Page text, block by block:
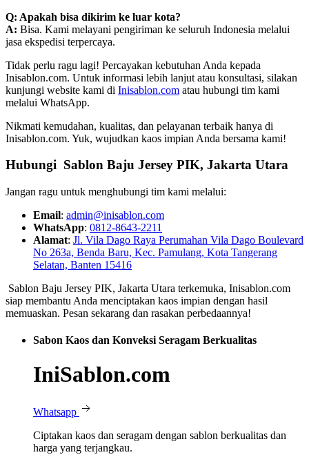
Q: Apakah bisa dikirim ke luar kota?
A: Bisa. Kami melayani pengiriman ke seluruh Indonesia melalui
jasa ekspedisi terpercaya.
Tidak perlu ragu lagi! Percayakan kebutuhan Anda kepada
Inisablon.com. Untuk informasi lebih lanjut atau konsultasi, silakan
kunjungi website kami di Inisablon.com atau hubungi tim kami
melalui WhatsApp.
Nikmati kemudahan, kualitas, dan pelayanan terbaik hanya di
Inisablon.com. Yuk, wujudkan kaos impian Anda bersama kami!
Hubungi Sablon Baju Jersey PIK, Jakarta Utara
Jangan ragu untuk menghubungi tim kami melalui:
Email: admin@inisablon.com
WhatsApp: 0812-8643-2211
Alamat: Jl. Vila Dago Raya Perumahan Vila Dago Boulevard
No 263a, Benda Baru, Kec. Pamulang, Kota Tangerang
Selatan, Banten 15416
Sablon Baju Jersey PIK, Jakarta Utara terkemuka, Inisablon.com
siap membantu Anda menciptakan kaos impian dengan hasil
memuaskan. Pesan sekarang dan rasakan perbedaannya!
Sabon Kaos dan Konveksi Seragam Berkualitas
IniSablon.com
Whatsapp
Ciptakan kaos dan seragam dengan sablon berkualitas dan
harga yang terjangkau.